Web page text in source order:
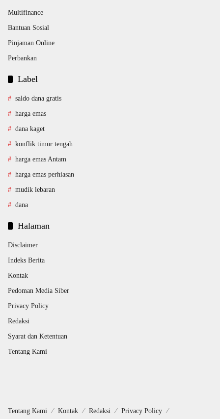
Multifinance
Bantuan Sosial
Pinjaman Online
Perbankan
Label
saldo dana gratis
harga emas
dana kaget
konflik timur tengah
harga emas Antam
harga emas perhiasan
mudik lebaran
dana
Halaman
Disclaimer
Indeks Berita
Kontak
Pedoman Media Siber
Privacy Policy
Redaksi
Syarat dan Ketentuan
Tentang Kami
Tentang Kami Kontak Redaksi Privacy Policy